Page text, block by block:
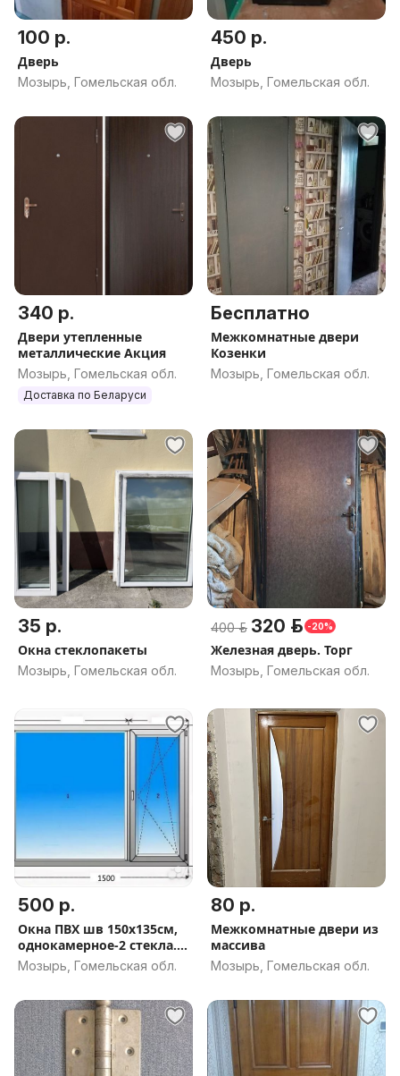
100 р.
Дверь
Мозырь, Гомельская обл.
450 р.
Дверь
Мозырь, Гомельская обл.
340 р.
Двери утепленные
металлические Акция
Мозырь, Гомельская обл.
Доставка по Беларуси
Бесплатно
Межкомнатные двери
Козенки
Мозырь, Гомельская обл.
35 р.
Окна стеклопакеты
Мозырь, Гомельская обл.
400 р. 320 р. -20%
Железная дверь. Торг
Мозырь, Гомельская обл.
500 р.
Окна ПВХ шв 150х135см,
однокамерное-2 стекла.
2шт
Мозырь, Гомельская обл.
80 р.
Межкомнатные двери из
массива
Мозырь, Гомельская обл.